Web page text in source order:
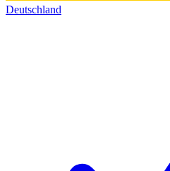
Deutschland